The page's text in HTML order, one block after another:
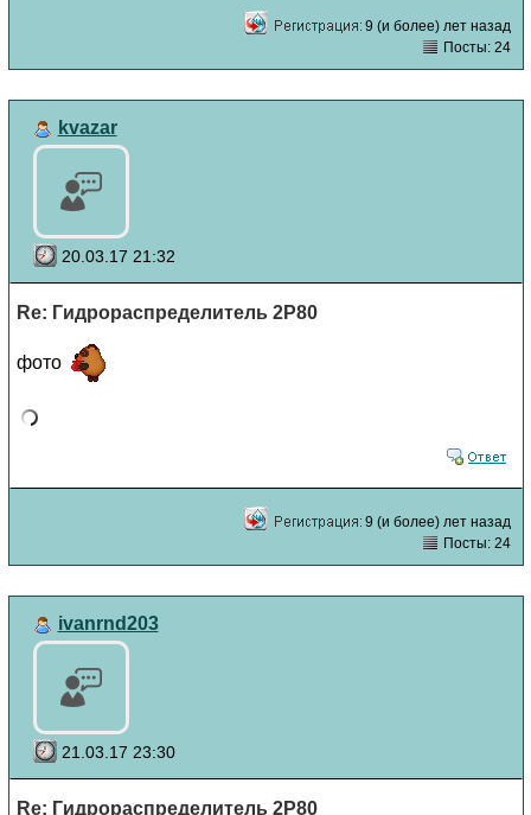
9 (и более) лет назад
Посты: 24
kvazar
20.03.17 21:32
Re: Гидрораспределитель 2Р80
фото
9 (и более) лет назад
Посты: 24
ivanrnd203
21.03.17 23:30
Re: Гидрораспределитель 2Р80